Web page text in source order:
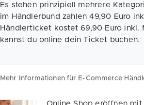
Es stehen prinzipiell mehrere
im Händlerbund zahlen 49,90 Euro
Händlerticket kostet 69,90 Euro inkl.
kannst du online dein Ticket buchen.
Mehr Informationen für E-Commerce
Online Shop eröffnen